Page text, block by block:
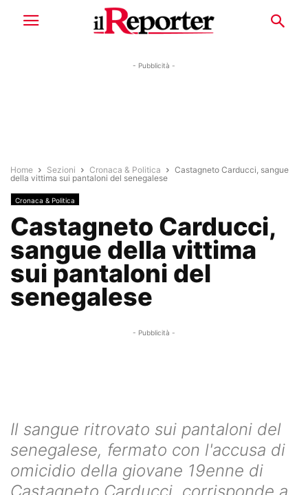
- Pubblicità -
Home Sezioni Cronaca & Politica
Castagneto Carducci, sangue
della vittima sui pantaloni del senegalese
Cronaca & Politica
Castagneto Carducci,
sangue della vittima
sui pantaloni del
senegalese
- Pubblicità -
Il sangue ritrovato sui pantaloni del
senegalese, fermato con l'accusa di
omicidio della giovane 19enne di